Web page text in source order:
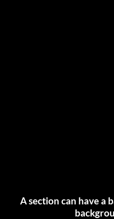
A section can have a